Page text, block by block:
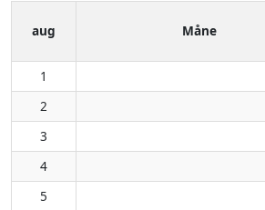
aug
Måne
1
2
3
4
5